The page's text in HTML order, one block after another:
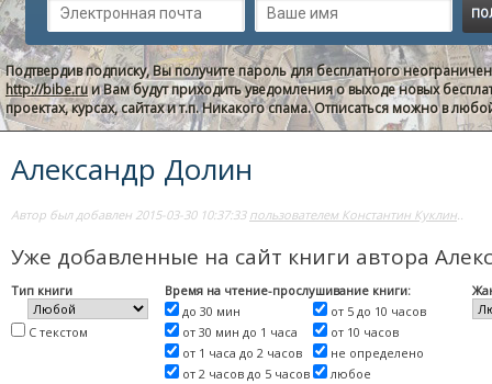
Подтвердив подписку, Вы получите пароль для бесплатного
http://bibe.ruи Вам будут приходить уведомления о выходе новых
проектах, курсах, сайтах и т.п. Никакого спама. Отписаться можно в
Александр Долин
Автор был добавлен 2015-03-30 10:37:33 пользователем Константин Куклин..
Уже добавленные на сайт книги автора
Тип книги
С текстом
Время на чтение-прослушивание книги:
до 30 мин
от 30 мин до 1 часа
от 1 часа до 2 часов
от 2 часов до 5 часов
от 5 до 10 часов
от 10 часов
не определено
любое